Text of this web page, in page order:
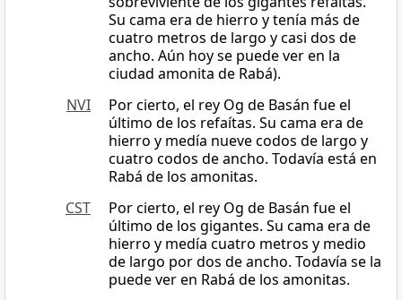
Su cama era de hierro y tenía más de
cuatro metros de largo y casi dos de
ancho. Aún hoy se puede ver en la
ciudad amonita de Rabá).
NVI
Por cierto, el rey Og de Basán fue el
último de los refaítas. Su cama era de
hierro y medía nueve codos de largo y
cuatro codos de ancho. Todavía está en
Rabá de los amonitas.
CST
Por cierto, el rey Og de Basán fue el
último de los gigantes. Su cama era de
hierro y medía cuatro metros y medio
de largo por dos de ancho. Todavía se la
puede ver en Rabá de los amonitas.